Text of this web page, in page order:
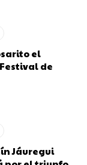
el
de
Jáuregui